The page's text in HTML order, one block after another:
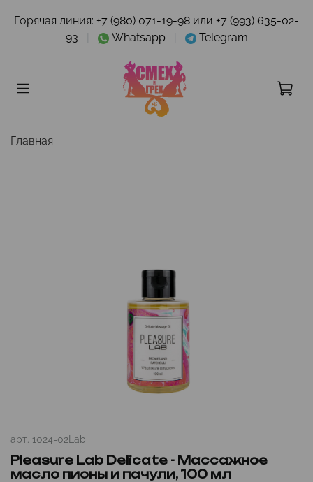
Горячая линия: +7 (980) 071-19-98 или +7 (993) 635-02-
93
Whatsapp Telegram
Главная
арт. 1024-02Lab
Pleasure Lab Delicate - Массажное
масло пионы и пачули, 100 мл